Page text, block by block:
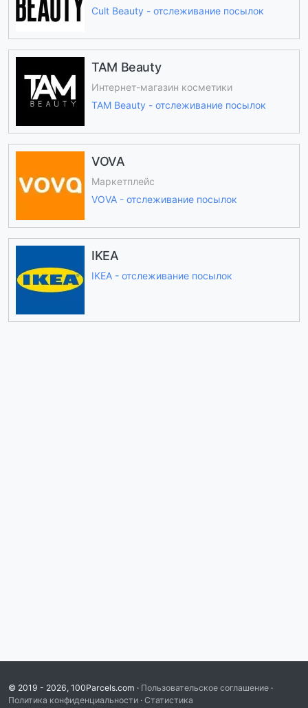
Cult Beauty - отслеживание посылок
TAM Beauty
Интернет-магазин косметики
TAM Beauty - отслеживание посылок
VOVA
Маркетплейс
VOVA - отслеживание посылок
IKEA
IKEA - отслеживание посылок
© 2019 - 2026, 100Parcels.com · Пользовательское соглашение ·
Политика конфиденциальности · Статистика